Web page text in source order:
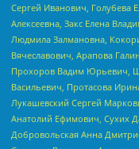
Сергей Иванович, Голубева
Алексеевна, Закс Елена
Людмила Залмановна,
Вячеславович, Арапова
Прохоров Вадим Юрьевич,
Васильевич, Протасова
Лукашевский Сергей
Анатолий Ефимович, Сухих
Добровольская Анна